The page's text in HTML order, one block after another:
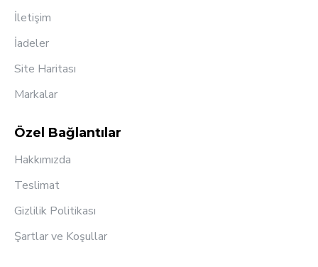
İletişim
İadeler
Site Haritası
Markalar
Özel Bağlantılar
Hakkımızda
Teslimat
Gizlilik Politikası
Şartlar ve Koşullar